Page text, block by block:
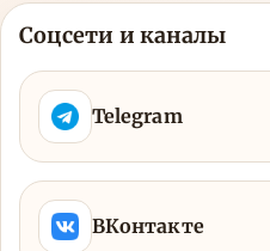
Соцсети и каналы
Telegram
ВКонтакте